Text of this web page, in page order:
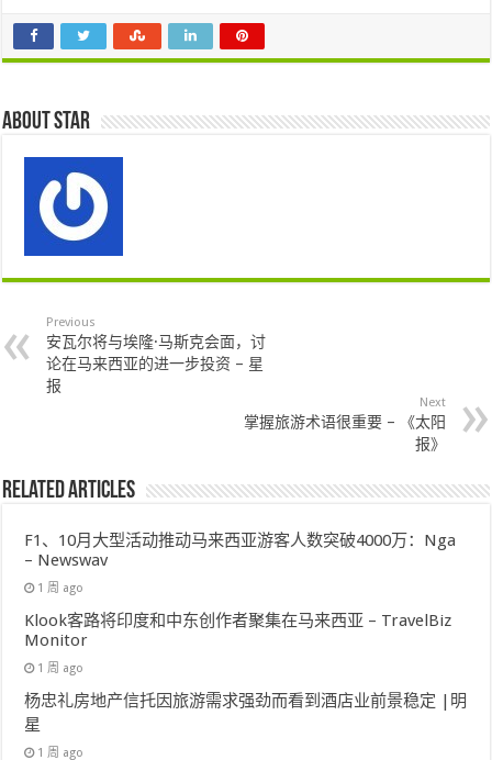
About star
Previous
安瓦尔将与埃隆·马斯克会面，讨
论在马来西亚的进一步投资 – 星
报
Next
掌握旅游术语很重要 – 《太阳
报》
Related Articles
F1、10月大型活动推动马来西亚游客人数突破4000万：Nga
– Newswav
1 周 ago
Klook客路将印度和中东创作者聚集在马来西亚 – TravelBiz
Monitor
1 周 ago
杨忠礼房地产信托因旅游需求强劲而看到酒店业前景稳定 |明
星
1 周 ago